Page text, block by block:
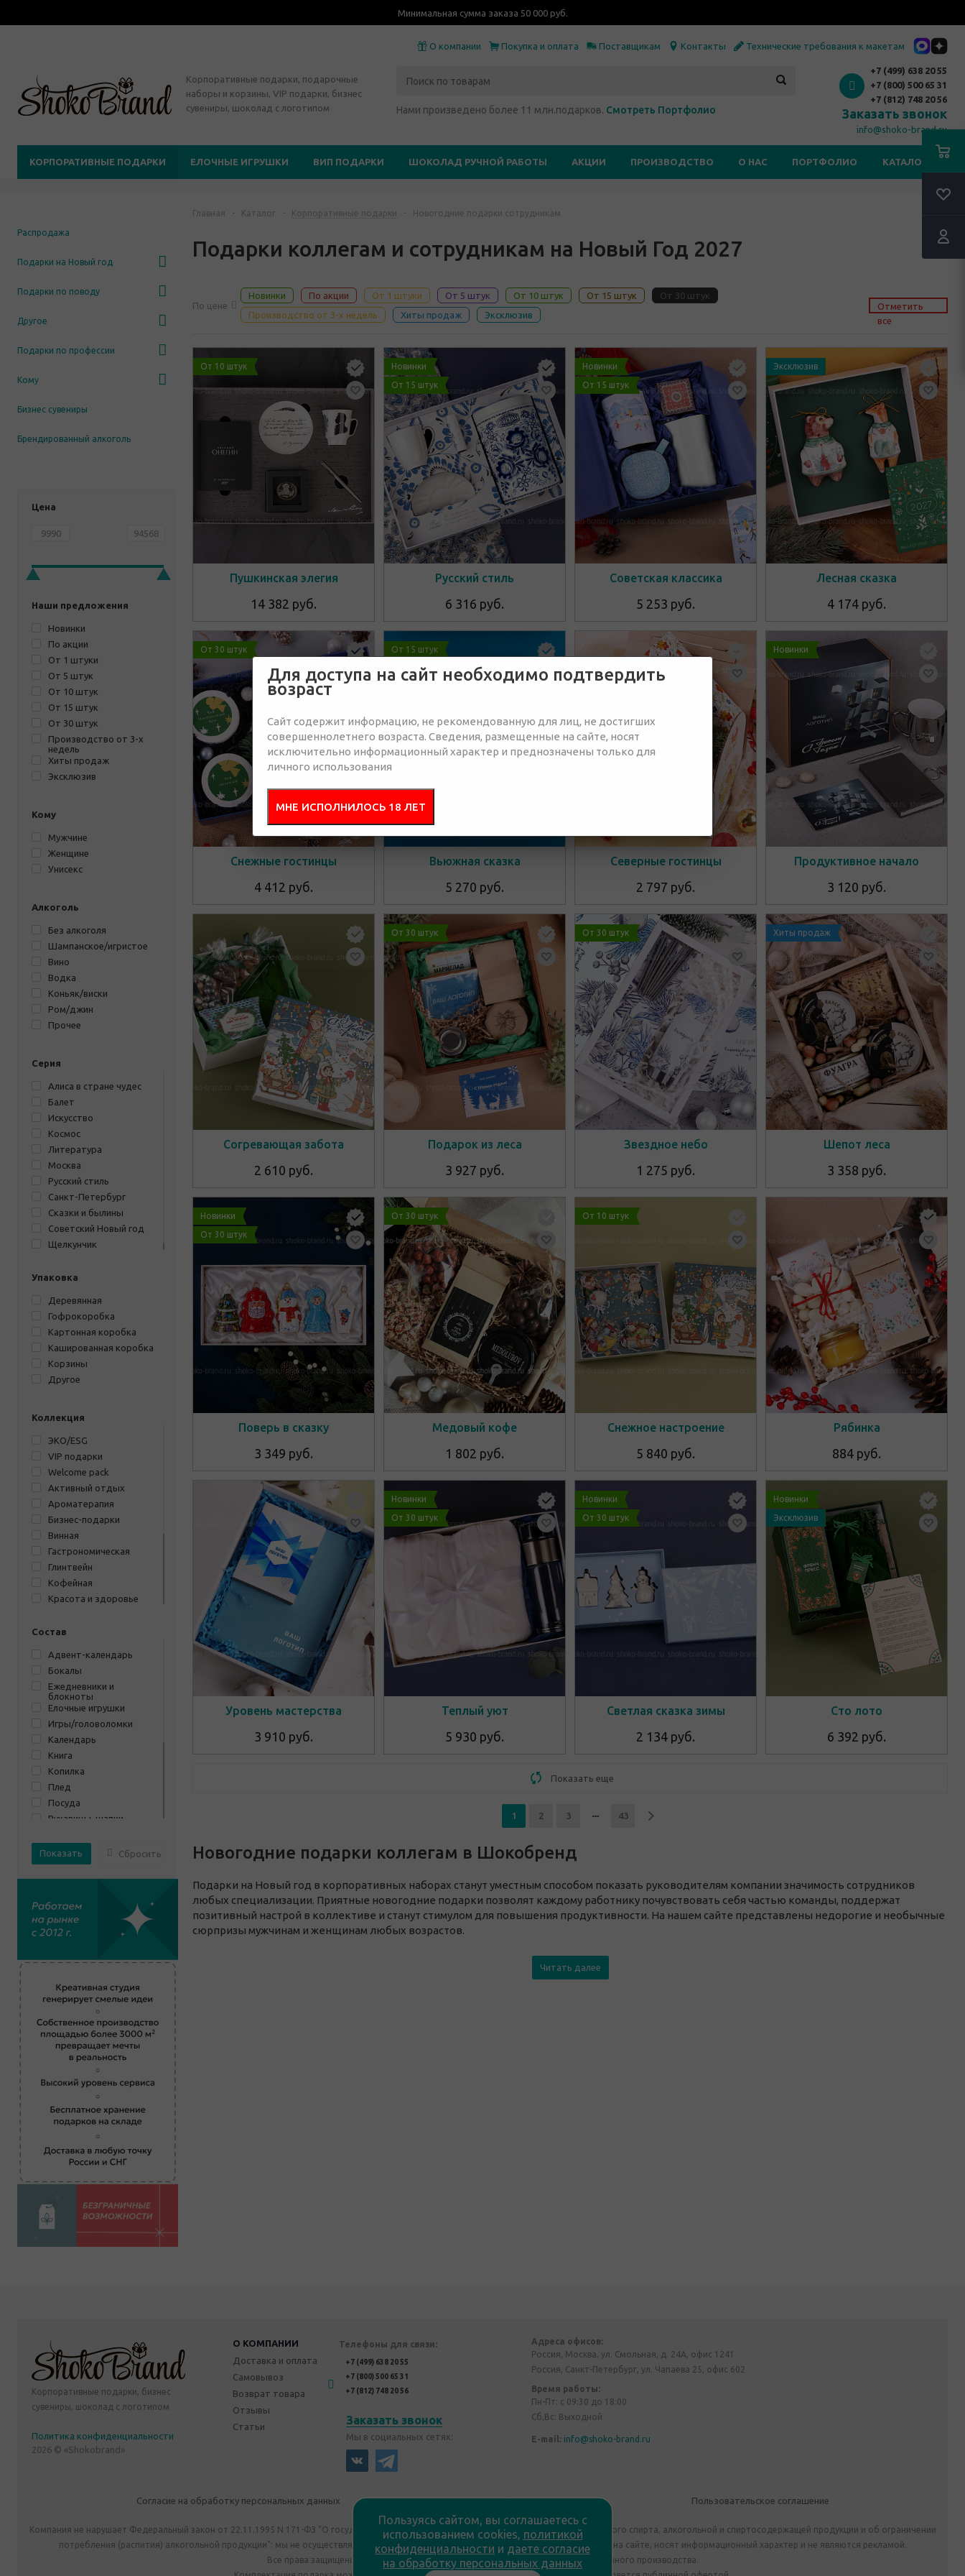
Минимальная сумма заказа 50 000 руб.
О компании Покупка и оплата Поставщикам Контакты Технические требования к макетам
Корпоративные подарки, подарочные
наборы и корзины, VIP подарки, бизнес
сувениры, шоколад с логотипом
Нами произведено более 11 млн.подарков. Смотреть Портфолио
+7 (499) 638 20 55
+7 (800) 500 65 31
+7 (812) 748 20 56
Заказать звонок
info@shoko-brand.ru
КОРПОРАТИВНЫЕ ПОДАРКИ ЕЛОЧНЫЕ ИГРУШКИ ВИП ПОДАРКИ ШОКОЛАД РУЧНОЙ РАБОТЫ АКЦИИ ПРОИЗВОДСТВО О НАС ПОРТФОЛИО КАТАЛОГИ
Распродажа
Подарки на Новый год
Подарки по поводу
Другое
Подарки по профессии
Кому
Бизнес сувениры
Брендированный алкоголь
Цена
Наши предложения
Новинки
По акции
От 1 штуки
От 5 штук
От 10 штук
От 15 штук
От 30 штук
Производство от 3-х
недель
Хиты продаж
Эксклюзив
Кому
Мужчине
Женщине
Унисекс
Алкоголь
Без алкоголя
Шампанское/игристое
Вино
Водка
Коньяк/виски
Ром/джин
Прочее
Серия
Алиса в стране чудес
Балет
Искусство
Космос
Литература
Москва
Русский стиль
Санкт-Петербург
Сказки и былины
Советский Новый год
Щелкунчик
Упаковка
Деревянная
Гофрокоробка
Картонная коробка
Кашированная коробка
Корзины
Другое
Коллекция
ЭКО/ESG
VIP подарки
Welcome pack
Активный отдых
Ароматерапия
Бизнес-подарки
Винная
Гастрономическая
Глинтвейн
Кофейная
Красота и здоровье
Мясная
Символ года
Функциональная
Чайная
Состав
Адвент-календарь
Бокалы
Ежедневники и
блокноты
Елочные игрушки
Игры/головоломки
Календарь
Книга
Копилкa
Плед
Посуда
Рукавицы, шапки,
Свечи
Часы
Шоколад ручной
работы
Сбросить
Главная - Каталог - Корпоративные подарки - Новогодние подарки сотрудникам
Подарки коллегам и сотрудникам на Новый Год 2027
По цене
Новинки По акции От 1 штуки От 5 штук От 10 штук От 15 штук
От 30 штук
Производство от 3-х недель
Хиты продаж Эксклюзив
Отметить
все
От 10 штук
Пушкинская элегия
14 382 руб.
Новинки
От 15 штук
Русский стиль
6 316 руб.
Новинки
От 15 штук
Советская классика
5 253 руб.
Эксклюзив
Лесная сказка
4 174 руб.
От 30 штук
Снежные гостинцы
4 412 руб.
От 15 штук
Эксклюзив
Вьюжная сказка
5 270 руб.
Северные гостинцы
2 797 руб.
Новинки
Продуктивное начало
3 120 руб.
Согревающая забота
2 610 руб.
От 30 штук
Подарок из леса
3 927 руб.
От 30 штук
Звездное небо
1 275 руб.
Хиты продаж
Шепот леса
3 358 руб.
Новинки
От 30 штук
Поверь в сказку
3 349 руб.
От 30 штук
Медовый кофе
1 802 руб.
От 10 штук
Снежное настроение
5 840 руб.
Рябинка
884 руб.
Уровень мастерства
3 910 руб.
Новинки
От 30 штук
Теплый уют
5 930 руб.
Новинки
От 30 штук
Светлая сказка зимы
2 134 руб.
Новинки
Эксклюзив
Сто лото
6 392 руб.
Показать еще
1 2 3 43
Новогодние подарки коллегам в Шокобренд
Подарки на Новый год в корпоративных наборах станут уместным способом показать руководителям компании значимость сотрудников
любых специализации. Приятные новогодние подарки позволят каждому работнику почувствовать себя частью команды, поддержат
позитивный настрой в коллективе и станут стимулом для повышения продуктивности. На нашем сайте представлены недорогие и необычные
сюрпризы мужчинам и женщинам любых возрастов.
Читать далее
Корпоративные подарки, бизнес
сувениры, шоколад с логотипом
Политика конфиденциальности
2026 © «Shokobrand»
О КОМПАНИИ
Доставка и оплата
Самовывоз
Возврат товара
Отзывы
Статьи
Телефоны для связи:
+7 (499) 638 20 55
+7 (800) 500 65 31
+7 (812) 748 20 56
Заказать звонок
Мы в социальных сетях:
Адреса офисов:
Россия, Москва, ул. Смольная, д. 24А, офис 1241
Россия, Санкт-Петербург, ул. Чапаева 25, офис 602
Время работы:
Пн-Пт: с 09:30 до 18:00
Сб,Вс: Выходной
E-mail: info@shoko-brand.ru
Согласие на обработку персональных данных Политика конфиденциальности Пользовательское соглашение
Компания не нарушает Федеральный закон от 22.11.1995 N 171-ФЗ "О государственном регулировании производства и оборота этилового спирта, алкогольной и спиртосодержащей продукции и об ограничении
потребления (распития) алкогольной продукции": мы не осуществляем дистанционную торговлю. Все материалы, размещенные на сайте, носят информационный характер и не являются рекламой.
Все права защищены "Shoko Brand". Авторские корпоративные подарки собственного производства.
Для доступа на сайт необходимо подтвердить
возраст
Сайт содержит информацию, не рекомендованную для лиц, не достигших
совершеннолетнего возраста. Сведения, размещенные на сайте, носят
исключительно информационный характер и преднозначены только для
личного использования
МНЕ ИСПОЛНИЛОСЬ 18 ЛЕТ
Пользуясь сайтом, вы соглашаетесь с
использованием cookies, политикой
конфиденциальности и даете согласие
на обработку персональных данных